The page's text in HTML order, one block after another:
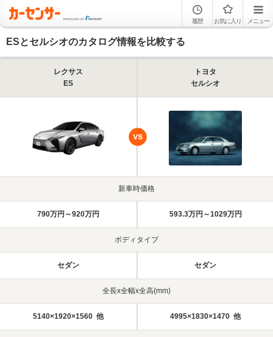
履歴 お気に入り メニュー
ESとセルシオのカタログ情報を比較する
レクサス
ES
トヨタ
セルシオ
新車時価格
790万円～920万円 593.3万円～1029万円
ボディタイプ
セダン セダン
全長x全幅x全高(mm)
5140×1920×1560 他 4995×1830×1470 他